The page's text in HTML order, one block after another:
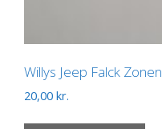
Willys Jeep Falck Zonen
20,00 kr.